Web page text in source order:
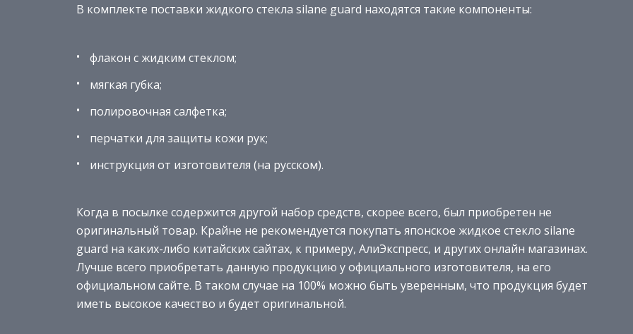
В комплекте поставки жидкого стекла silane guard находятся такие компоненты:
флакон с жидким стеклом;
мягкая губка;
полировочная салфетка;
перчатки для защиты кожи рук;
инструкция от изготовителя (на русском).
Когда в посылке содержится другой набор средств, скорее всего, был приобретен не
оригинальный товар. Крайне не рекомендуется покупать японское жидкое стекло silane
guard на каких-либо китайских сайтах, к примеру, АлиЭкспресс, и других онлайн магазинах.
Лучше всего приобретать данную продукцию у официального изготовителя, на его
официальном сайте. В таком случае на 100% можно быть уверенным, что продукция будет
иметь высокое качество и будет оригинальной.